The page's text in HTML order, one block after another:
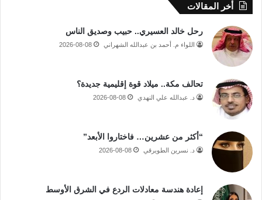
أخر المقالات
رحل خالد العسيري.. حبيب وصديق الناس
اللواء م. أحمد بن عبدالله الشهراني 2026-08-08
تحالف مكة.. ميلاد قوة إقليمية جديدة؟
د. عبدالله علي النهدي 2026-08-08
“أكثر من عشرين… فاختاروا الأبعد”
د. نسرين الطويرقي 2026-08-08
إعادة هندسة معادلات الردع في الشرق الأوسط